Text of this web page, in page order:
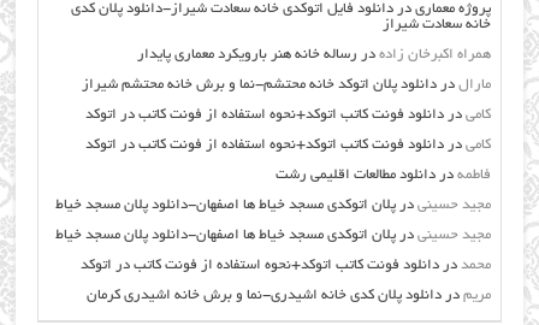
پروژه معماری دردانلود فایل اتوکدی خانه سعادت شیراز-دانلود پلان کدی
خانه سعادت شیراز
همراه اکبرخان زاده در رساله خانه هنر بارویکرد معماری پایدار
مارال دردانلود پلان اتوکد خانه محتشم-نما و برش خانه محتشم شیراز
کامی دردانلود فونت کاتب اتوکد+نحوه استفاده از فونت کاتب در اتوکد
کامی دردانلود فونت کاتب اتوکد+نحوه استفاده از فونت کاتب در اتوکد
فاطمه دردانلود مطالعات اقليمي رشت
مجید حسینی درپلان اتوکدی مسجد خیاط ها اصفهان-دانلود پلان مسجد خیاط
مجید حسینی درپلان اتوکدی مسجد خیاط ها اصفهان-دانلود پلان مسجد خیاط
محمد دردانلود فونت کاتب اتوکد+نحوه استفاده از فونت کاتب در اتوکد
مریم دردانلود پلان کدی خانه اشیدری-نما و برش خانه اشیدری کرمان